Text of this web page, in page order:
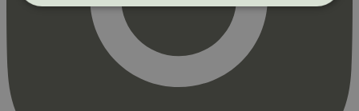
Strengt nødvendig
Statistikk
Strengt nødvendige informasjonskapsler tillater